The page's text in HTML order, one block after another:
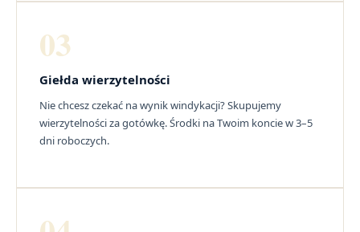
03
Giełda wierzytelności
Nie chcesz czekać na wynik windykacji? Skupujemy
wierzytelności za gotówkę. Środki na Twoim koncie w 3–5
dni roboczych.